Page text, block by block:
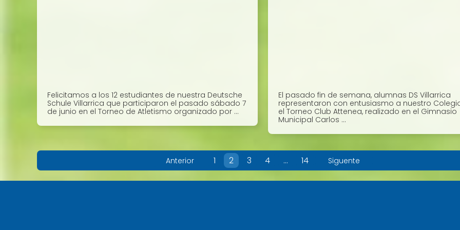
Felicitamos a los 12 estudiantes de nuestra Deutsche
Schule Villarrica que participaron el pasado sábado 7
de junio en el Torneo de Atletismo organizado por ...
El pasado fin de semana, alumnas DS Villarrica
representaron con entusiasmo a nuestro
el Torneo Club Attenea, realizado en el Gimnasio
Municipal Carlos ...
Anterior 1 2 3 4 … 14 Siguente